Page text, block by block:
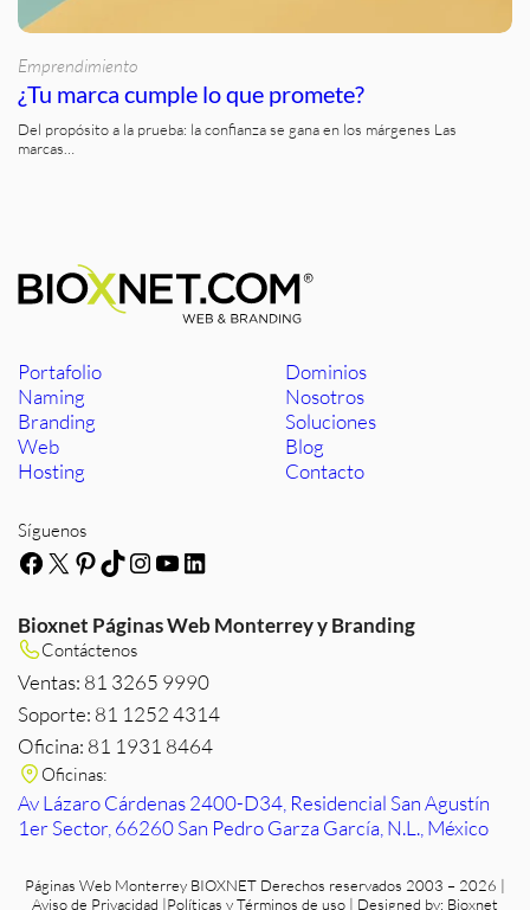
Emprendimiento
¿Tu marca cumple lo que promete?
Del propósito a la prueba: la confianza se gana en los márgenes Las
marcas…
Portafolio
Naming
Branding
Web
Hosting
Dominios
Nosotros
Soluciones
Blog
Contacto
Síguenos
Facebook
X Pinterest
TikTok
Instagram
YouTube
LinkedIn
Bioxnet Páginas Web Monterrey y Branding
Contáctenos
Ventas: 81 3265 9990
Soporte: 81 1252 4314
Oficina: 81 1931 8464
Oficinas:
Av Lázaro Cárdenas 2400-D34, Residencial San Agustín
1er Sector, 66260 San Pedro Garza García, N.L., México
Páginas Web Monterrey BIOXNET Derechos reservados 2003 – 2026 |
Aviso de Privacidad |Políticas y Términos de uso | Designed by: Bioxnet